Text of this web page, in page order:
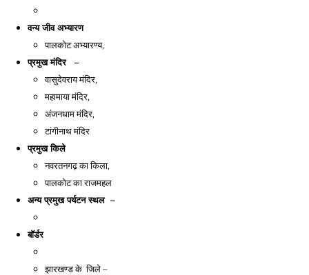
वन्य जीव अभ्यारण
पालकोट अभ्यारण्य,
प्रमुख मंदिर –
वासुदेवराय मंदिर,
महामाया मंदिर,
अंजनधाम मंदिर,
टांगीनाथ मंदिर
प्रमुख किले
नवरतनगढ़ का किला,
पालकोट का राजमहल
अन्य प्रमुख पर्यटन स्थल –
बॉर्डर
झारखण्ड के जिले –